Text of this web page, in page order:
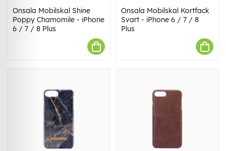
Onsala Mobilskal Shine
Poppy Chamomile - iPhone
6 / 7 / 8 Plus
Onsala Mobilskal Kortfack
Svart - iPhone 6 / 7 / 8
Plus